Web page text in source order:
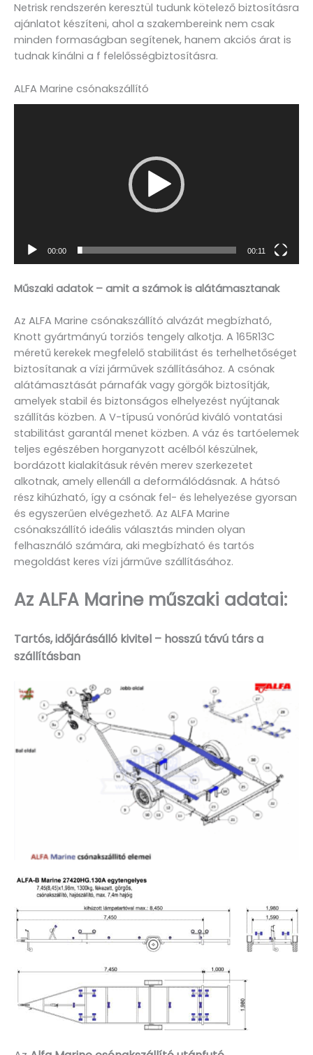
Netrisk rendszerén keresztül tudunk kötelező biztosításra
ajánlatot készíteni, ahol a szakembereink nem csak
minden formaságban segítenek, hanem akciós árat is
tudnak kínálni a f felelősségbiztosításra.
ALFA Marine csónakszállító
00:00 00:11
Műszaki adatok – amit a számok is alátámasztanak
Az ALFA Marine csónakszállító alvázát megbízható,
Knott gyártmányú torziós tengely alkotja. A 165R13C
méretű kerekek megfelelő stabilitást és terhelhetőséget
biztosítanak a vízi járművek szállításához. A csónak
alátámasztását párnafák vagy görgők biztosítják,
amelyek stabil és biztonságos elhelyezést nyújtanak
szállítás közben. A V-típusú vonórúd kiváló vontatási
stabilitást garantál menet közben. A váz és tartóelemek
teljes egészében horganyzott acélból készülnek,
bordázott kialakításuk révén merev szerkezetet
alkotnak, amely ellenáll a deformálódásnak. A hátsó
rész kihúzható, így a csónak fel- és lehelyezése gyorsan
és egyszerűen elvégezhető. Az ALFA Marine
csónakszállító ideális választás minden olyan
felhasználó számára, aki megbízható és tartós
megoldást keres vízi járműve szállításához.
Az ALFA Marine műszaki adatai:
Tartós, időjárásálló kivitel – hosszú távú társ a
szállításban